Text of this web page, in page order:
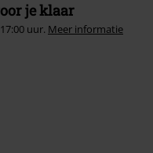
je klaar
uur. Meer informatie